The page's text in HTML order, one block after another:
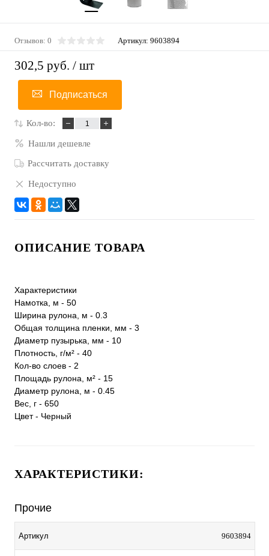
Отзывов: 0 Артикул: 9603894
302,5 руб. / шт
Подписаться
Кол-во:
Нашли дешевле
Рассчитать доставку
Недоступно
ОПИСАНИЕ ТОВАРА
Характеристики
Намотка, м - 50
Ширина рулона, м - 0.3
Общая толщина пленки, мм - 3
Диаметр пузырька, мм - 10
Плотность, г/м² - 40
Кол-во слоев - 2
Площадь рулона, м² - 15
Диаметр рулона, м - 0.45
Вес, г - 650
Цвет - Черный
ХАРАКТЕРИСТИКИ:
Прочие
Артикул 9603894